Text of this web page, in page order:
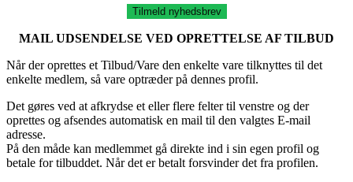
Tilmeld nyhedsbrev
MAIL UDSENDELSE VED OPRETTELSE AF TILBUD
Når der oprettes et Tilbud/Vare den enkelte vare tilknyttes til det
enkelte medlem, så vare optræder på dennes profil.
Det gøres ved at afkrydse et eller flere felter til venstre og der
oprettes og afsendes automatisk en mail til den valgtes E-mail
adresse.
På den måde kan medlemmet gå direkte ind i sin egen profil og
betale for tilbuddet. Når det er betalt forsvinder det fra profilen.